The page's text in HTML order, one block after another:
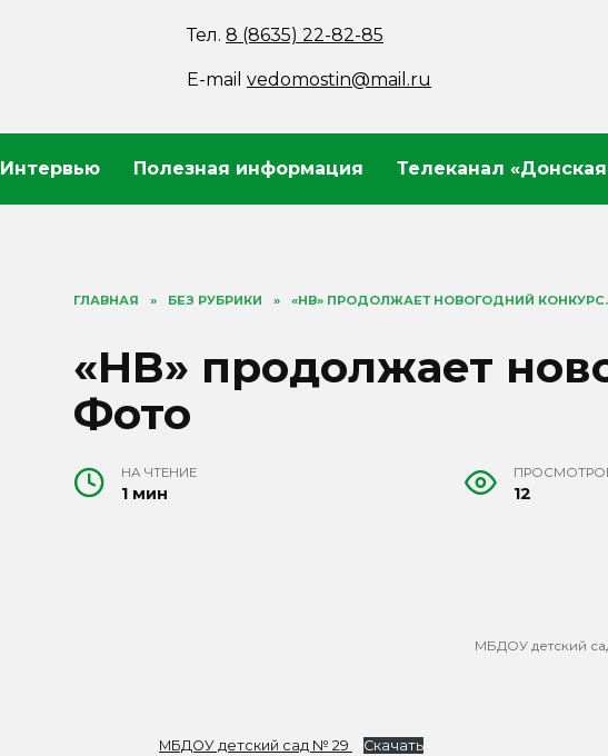
Тел.8 (8635) 22-82-85
E-mailvedomostin@mail.ru
Интервью Полезная информация Телеканал
ГЛАВНАЯ » БЕЗ РУБРИКИ » «НВ» ПРОДОЛЖАЕТ НОВОГОДНИЙ
«НВ» продолжает
Фото
НА ЧТЕНИЕ
1 мин 12
МБДОУ детский
МБДОУ детский сад № 29 Скачать